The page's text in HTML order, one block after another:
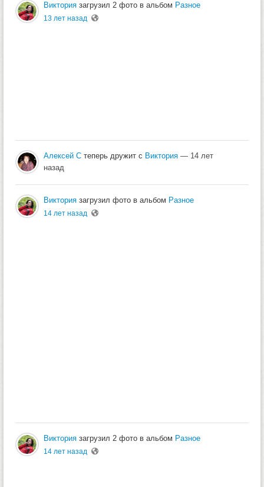
Виктория загрузил 2 фото в альбом Разное
13 лет назад
Алексей С теперь дружит с Виктория — 14 лет
назад
Виктория загрузил фото в альбом Разное
14 лет назад
Виктория загрузил 2 фото в альбом Разное
14 лет назад